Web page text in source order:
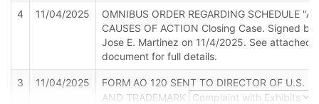
4 11/04/2025
OMNIBUS ORDER REGARDING SCHEDULE "A"
CAUSES OF ACTION Closing Case. Signed
Jose E. Martinez on 11/4/2025. See attached
document for full details.
3 11/04/2025
FORM AO 120 SENT TO DIRECTOR OF U.S.
AND TRADEMARK